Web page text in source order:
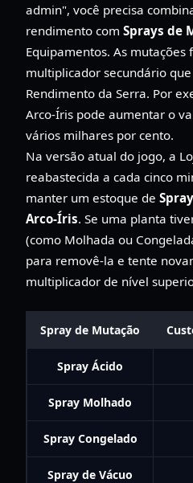
admin", você precisa
rendimento com Sprays de
Equipamentos. As mutações
multiplicador secundário
Rendimento da Serra. Por
Arco-Íris pode aumentar o
vários milhares por cento.
Na versão atual do jogo, a
reabastecida a cada cinco
manter um estoque de
Arco-Íris. Se uma planta
(como Molhada ou
para removê-la e tente
multiplicador de nível
Spray de Mutação
Spray Ácido
Spray Molhado
Spray Congelado
Spray de Vácuo